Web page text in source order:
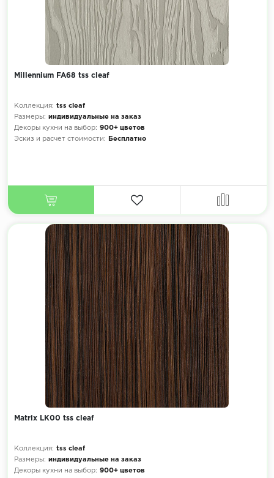
Millennium FA68 tss cleaf
Коллекция: tss cleaf
Размеры: индивидуальные на заказ
Декоры кухни на выбор: 900+ цветов
Эскиз и расчет стоимости:
Бесплатно
Matrix LK00 tss cleaf
Коллекция: tss cleaf
Размеры: индивидуальные на заказ
Декоры кухни на выбор: 900+ цветов